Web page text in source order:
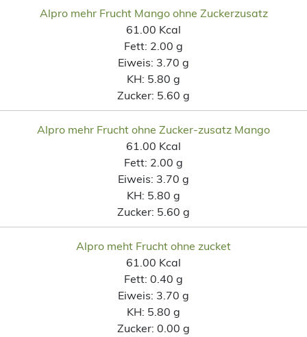
Alpro mehr Frucht Mango ohne Zuckerzusatz
61.00 Kcal
Fett: 2.00 g
Eiweis: 3.70 g
KH: 5.80 g
Zucker: 5.60 g
Alpro mehr Frucht ohne Zucker-zusatz Mango
61.00 Kcal
Fett: 2.00 g
Eiweis: 3.70 g
KH: 5.80 g
Zucker: 5.60 g
Alpro meht Frucht ohne zucket
61.00 Kcal
Fett: 0.40 g
Eiweis: 3.70 g
KH: 5.80 g
Zucker: 0.00 g